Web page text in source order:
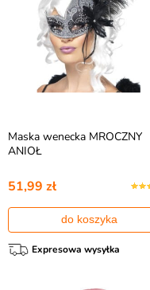
Maska wenecka MROCZNY
ANIOŁ
51,99 zł
do koszyka
Expresowa wysyłka